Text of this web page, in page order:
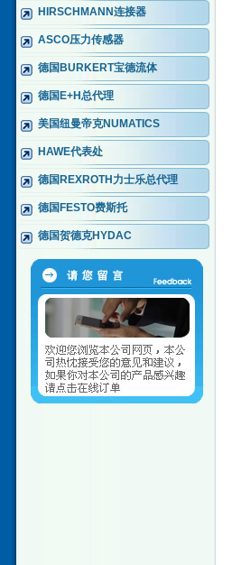
HIRSCHMANN连接器
ASCO压力传感器
德国BURKERT宝德流体
德国E+H总代理
美国纽曼帝克NUMATICS
HAWE代表处
德国REXROTH力士乐总代理
德国FESTO费斯托
德国贺德克HYDAC